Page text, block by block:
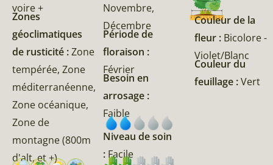
voire +
Zones
géoclimatiques
de rusticité :Zone
tempérée, Zone
méditerranéenne,
Zone océanique,
Zone de
montagne (800m
d'alt, et +)
Novembre,
Décembre
Période de
floraison :
Février
Besoin en
arrosage :
Faible
Niveau de soin
: Facile
Couleur de la
fleur : Bicolore -
Violet/Blanc
Couleur du
feuillage :Vert